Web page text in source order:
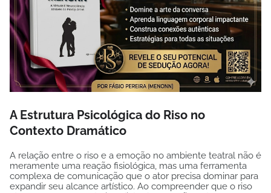
A Estrutura Psicológica do Riso no
Contexto Dramático
A relação entre o riso e a emoção no ambiente teatral não é
meramente uma reação fisiológica, mas uma ferramenta
complexa de comunicação que o ator precisa dominar para
expandir seu alcance artístico. Ao compreender que o riso